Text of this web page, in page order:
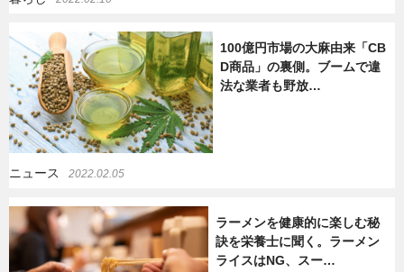
100億円市場の大麻由来「CB
D商品」の裏側。ブームで違
法な業者も野放…
ニュース 2022.02.05
ラーメンを健康的に楽しむ秘
訣を栄養士に聞く。ラーメン
ライスはNG、スー…